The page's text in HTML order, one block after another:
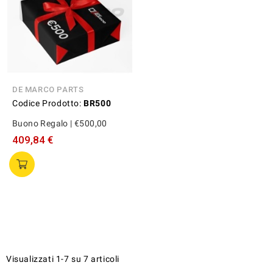
DE MARCO PARTS
Codice Prodotto: BR500
Buono Regalo | €500,00
409,84 €
Visualizzati 1-7 su 7 articoli